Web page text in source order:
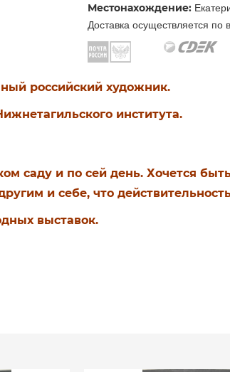
Местонахождение:
Доставка осуществляется по
российский художник.
института.
саду и по сей день. Хочется
и себе, что
выставок.